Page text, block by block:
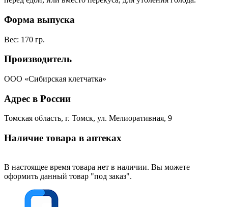
Форма выпуска
Вес: 170 гр.
Производитель
ООО «Сибирская клетчатка»
Адрес в России
Томская область, г. Томск, ул. Мелиоративная, 9
Наличие товара в аптеках
В настоящее время товара нет в наличии. Вы можете
оформить данный товар "под заказ".